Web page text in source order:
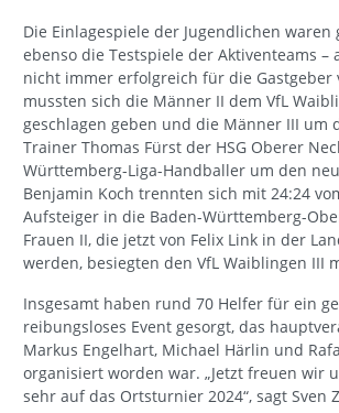
Die Einlagespiele der Jugendlichen waren
ebenso die Testspiele der Aktiventeams –
nicht immer erfolgreich für die Gastgeber
mussten sich die Männer II dem VfL
geschlagen geben und die Männer III um
Trainer Thomas Fürst der HSG Oberer
Württemberg-Liga-Handballer um den
Benjamin Koch trennten sich mit 24:24
Aufsteiger in die Baden-Württemberg-
Frauen II, die jetzt von Felix Link in der
werden, besiegten den VfL Waiblingen III
Insgesamt haben rund 70 Helfer für ein
reibungsloses Event gesorgt, das
Markus Engelhart, Michael Härlin und
organisiert worden war. „Jetzt freuen wir
sehr auf das Ortsturnier 2024“, sagt Sven